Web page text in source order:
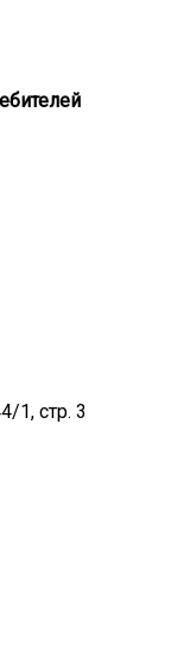
1, стр. 3